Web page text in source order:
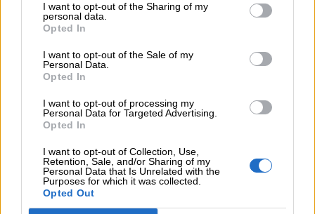
I want to opt-out of the Sharing of my
personal data.
Opted In
I want to opt-out of the Sale of my
Personal Data.
Opted In
I want to opt-out of processing my
Personal Data for Targeted Advertising.
Opted In
I want to opt-out of Collection, Use,
Retention, Sale, and/or Sharing of my
Personal Data that Is Unrelated with the
Purposes for which it was collected.
Opted Out